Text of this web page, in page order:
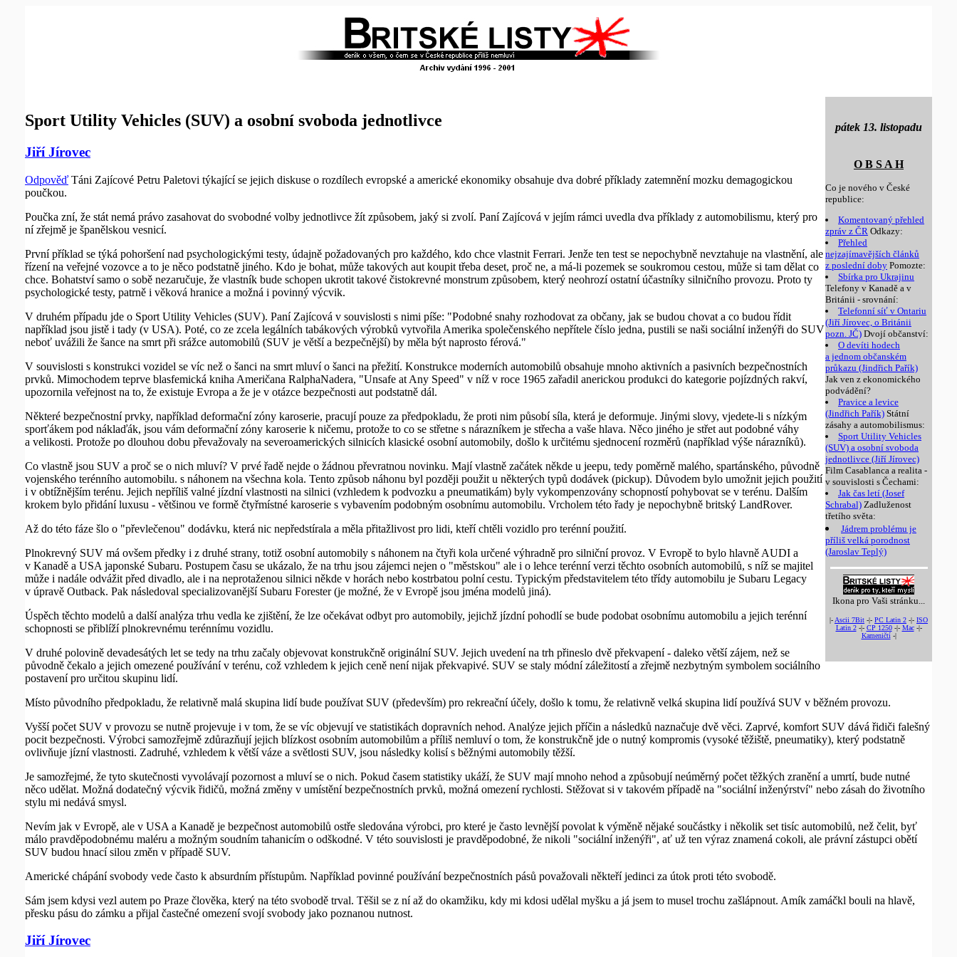
pátek 13. listopadu
O B S A H
Co je nového v České
republice:
Komentovaný přehled
zpráv z ČR Odkazy:
Přehled
nejzajímavějších článků
z poslední doby Pomozte:
Sbírka pro Ukrajinu
Telefony v Kanadě a v
Británii - srovnání:
Telefonní síť v Ontariu
(Jiří Jírovec, o Británii
pozn. JČ) Dvojí občanství:
O devíti hodech
a jednom občanském
průkazu (Jindřich Pařík)
Jak ven z ekonomického
podvádění?
Pravice a levice
(Jindřich Pařík) Státní
zásahy a automobilismus:
Sport Utility Vehicles
(SUV) a osobní svoboda
jednotlivce (Jiří Jírovec)
Film Casablanca a realita -
v souvislosti s Čechami:
Jak čas letí (Josef
Schrabal) Zadluženost
třetího světa:
Jádrem problému je
příliš velká porodnost
(Jaroslav Teplý)
Ikona pro Vaši stránku...
|- Ascii 7Bit -|- PC Latin 2 -|- ISO
Latin 2-|- CP 1250-|- Mac-|-
Kameničtí-|
Sport Utility Vehicles (SUV) a osobní svoboda jednotlivce
Jiří Jírovec
Odpověď Táni Zajícové Petru Paletovi týkající se jejich diskuse o rozdílech evropské a americké ekonomiky obsahuje dva dobré příklady zatemnění mozku demagogickou
poučkou.
Poučka zní, že stát nemá právo zasahovat do svobodné volby jednotlivce žít způsobem, jaký si zvolí. Paní Zajícová v jejím rámci uvedla dva příklady z automobilismu, který pro
ní zřejmě je španělskou vesnicí.
První příklad se týká pohoršení nad psychologickými testy, údajně požadovaných pro každého, kdo chce vlastnit Ferrari. Jenže ten test se nepochybně nevztahuje na vlastnění, ale
řízení na veřejné vozovce a to je něco podstatně jiného. Kdo je bohat, může takových aut koupit třeba deset, proč ne, a má-li pozemek se soukromou cestou, může si tam dělat co
chce. Bohatství samo o sobě nezaručuje, že vlastník bude schopen ukrotit takové čistokrevné monstrum způsobem, který neohrozí ostatní účastníky silničního provozu. Proto ty
psychologické testy, patrně i věková hranice a možná i povinný výcvik.
V druhém případu jde o Sport Utility Vehicles (SUV). Paní Zajícová v souvislosti s nimi píše: "Podobné snahy rozhodovat za občany, jak se budou chovat a co budou řídit
například jsou jistě i tady (v USA). Poté, co ze zcela legálních tabákových výrobků vytvořila Amerika společenského nepřítele číslo jedna, pustili se naši sociální inženýři do SUV
neboť uvážili že šance na smrt při srážce automobilů (SUV je větší a bezpečnější) by měla být naprosto férová."
V souvislosti s konstrukci vozidel se víc než o šanci na smrt mluví o šanci na přežití. Konstrukce moderních automobilů obsahuje mnoho aktivních a pasivních bezpečnostních
prvků. Mimochodem teprve blasfemická kniha Američana RalphaNadera, "Unsafe at Any Speed" v níž v roce 1965 zařadil anerickou produkci do kategorie pojízdných rakví,
upozornila veřejnost na to, že existuje Evropa a že je v otázce bezpečnosti aut podstatně dál.
Některé bezpečnostní prvky, například deformační zóny karoserie, pracují pouze za předpokladu, že proti nim působí síla, která je deformuje. Jinými slovy, vjedete-li s nízkým
sporťákem pod náklaďák, jsou vám deformační zóny karoserie k ničemu, protože to co se střetne s nárazníkem je střecha a vaše hlava. Něco jiného je střet aut podobné váhy
a velikosti. Protože po dlouhou dobu převažovaly na severoamerických silnicích klasické osobní automobily, došlo k určitému sjednocení rozměrů (například výše nárazníků).
Co vlastně jsou SUV a proč se o nich mluví? V prvé řadě nejde o žádnou převratnou novinku. Mají vlastně začátek někde u jeepu, tedy poměrně malého, spartánského, původně
vojenského terénního automobilu. s náhonem na všechna kola. Tento způsob náhonu byl později použit u některých typů dodávek (pickup). Důvodem bylo umožnit jejich použití
i v obtížnějším terénu. Jejich nepříliš valné jízdní vlastnosti na silnici (vzhledem k podvozku a pneumatikám) byly vykompenzovány schopností pohybovat se v terénu. Dalším
krokem bylo přidání luxusu - většinou ve formě čtyřmístné karoserie s vybavením podobným osobnímu automobilu. Vrcholem této řady je nepochybně britský LandRover.
Až do této fáze šlo o "převlečenou" dodávku, která nic nepředstírala a měla přitažlivost pro lidi, kteří chtěli vozidlo pro terénní použití.
Plnokrevný SUV má ovšem předky i z druhé strany, totiž osobní automobily s náhonem na čtyři kola určené výhradně pro silniční provoz. V Evropě to bylo hlavně AUDI a
v Kanadě a USA japonské Subaru. Postupem času se ukázalo, že na trhu jsou zájemci nejen o "městskou" ale i o lehce terénní verzi těchto osobních automobilů, s níž se majitel
může i nadále odvážit před divadlo, ale i na neprotaženou silnici někde v horách nebo kostrbatou polní cestu. Typickým představitelem této třídy automobilu je Subaru Legacy
v úpravě Outback. Pak následoval specializovanější Subaru Forester (je možné, že v Evropě jsou jména modelů jiná).
Úspěch těchto modelů a další analýza trhu vedla ke zjištění, že lze očekávat odbyt pro automobily, jejichž jízdní pohodlí se bude podobat osobnímu automobilu a jejich terénní
schopnosti se přiblíží plnokrevnému terénnímu vozidlu.
V druhé polovině devadesátých let se tedy na trhu začaly objevovat konstrukčně originální SUV. Jejich uvedení na trh přineslo dvě překvapení - daleko větší zájem, než se
původně čekalo a jejich omezené používání v terénu, což vzhledem k jejich ceně není nijak překvapivé. SUV se staly módní záležitostí a zřejmě nezbytným symbolem sociálního
postavení pro určitou skupinu lidí.
Místo původního předpokladu, že relativně malá skupina lidí bude používat SUV (především) pro rekreační účely, došlo k tomu, že relativně velká skupina lidí používá SUV v běžném provozu.
Vyšší počet SUV v provozu se nutně projevuje i v tom, že se víc objevují ve statistikách dopravních nehod. Analýze jejich příčin a následků naznačuje dvě věci. Zaprvé, komfort SUV dává řidiči falešný
pocit bezpečnosti. Výrobci samozřejmě zdůrazňují jejich blízkost osobním automobilům a příliš nemluví o tom, že konstrukčně jde o nutný kompromis (vysoké těžiště, pneumatiky), který podstatně
ovlivňuje jízní vlastnosti. Zadruhé, vzhledem k větší váze a světlosti SUV, jsou následky kolisí s běžnými automobily těžší.
Je samozřejmé, že tyto skutečnosti vyvolávají pozornost a mluví se o nich. Pokud časem statistiky ukáží, že SUV mají mnoho nehod a způsobují neúměrný počet těžkých zranění a umrtí, bude nutné
něco udělat. Možná dodatečný výcvik řidičů, možná změny v umístění bezpečnostních prvků, možná omezení rychlosti. Stěžovat si v takovém případě na "sociální inženýrství" nebo zásah do životního
stylu mi nedává smysl.
Nevím jak v Evropě, ale v USA a Kanadě je bezpečnost automobilů ostře sledována výrobci, pro které je často levnější povolat k výměně nějaké součástky i několik set tisíc automobilů, než čelit, byť
málo pravděpodobnému maléru a možným soudním tahanicím o odškodné. V této souvislosti je pravděpodobné, že nikoli "sociální inženýři", ať už ten výraz znamená cokoli, ale právní zástupci obětí
SUV budou hnací silou změn v případě SUV.
Americké chápání svobody vede často k absurdním přístupům. Například povinné používání bezpečnostních pásů považovali někteří jedinci za útok proti této svobodě.
Sám jsem kdysi vezl autem po Praze člověka, který na této svobodě trval. Těšil se z ní až do okamžiku, kdy mi kdosi udělal myšku a já jsem to musel trochu zašlápnout. Amík zamáčkl bouli na hlavě,
přesku pásu do zámku a přijal častečné omezení svojí svobody jako poznanou nutnost.
Jiří Jírovec